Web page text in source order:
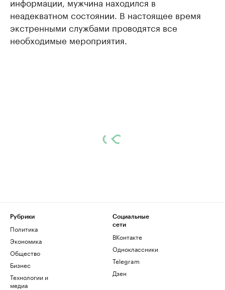
неадекватном состоянии. В настоящее время
экстренными службами проводятся все
необходимые мероприятия.
Рубрики
Политика
Экономика
Общество
Бизнес
Технологии и
медиа
Социальные
сети
ВКонтакте
Одноклассники
Telegram
Дзен